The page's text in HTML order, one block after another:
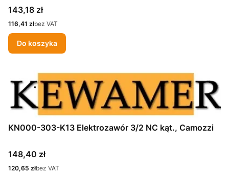
Cena
143,18 zł
Cena
116,41 złbez VAT
Do koszyka
KN000-303-K13 Elektrozawór 3/2 NC kąt., Camozzi
Cena
148,40 zł
Cena
120,65 złbez VAT